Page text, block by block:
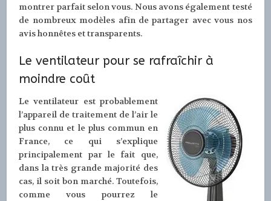
montrer parfait selon vous. Nous avons également testé
de nombreux modèles afin de partager avec vous nos
avis honnêtes et transparents.
Le ventilateur pour se rafraîchir à
moindre coût
Le ventilateur est probablement
l’appareil de traitement de l’air le
plus connu et le plus commun en
France, ce qui s’explique
principalement par le fait que,
dans la très grande majorité des
cas, il soit bon marché. Toutefois,
comme vous pourrez le